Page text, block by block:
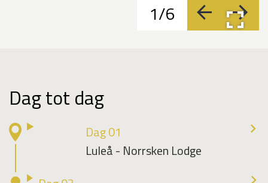
1/6 vorige
Dag tot dag
Dag 01
Luleå - Norrsken Lodge